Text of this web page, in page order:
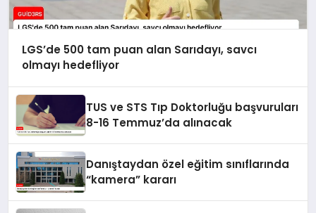
LGS’de 500 tam puan alan Sarıdayı, savcı
olmayı hedefliyor
TUS ve STS Tıp Doktorluğu başvuruları
8-16 Temmuz’da alınacak
Danıştaydan özel eğitim sınıflarında
“kamera” kararı